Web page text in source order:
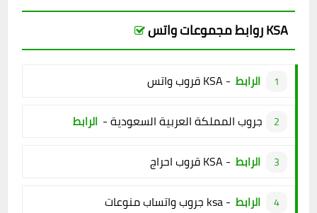
روابط مجموعات واتس KSA
قروب واتس KSA - الرابط
جروب المملكة العربية السعودية - الرابط
قروب احراج KSA - الرابط
جروب واتساب منوعات ksa - الرابط